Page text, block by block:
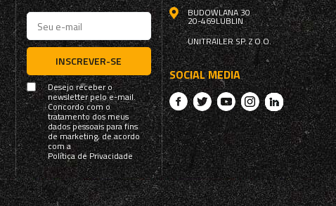
INSCREVER-SE
Desejo receber o
newsletter pelo e-mail.
Concordo com o
tratamento dos meus
dados pessoais para fins
de marketing, de acordo
com a
Política de Privacidade
BUDOWLANA 30
20-469LUBLIN
UNITRAILER SP. Z O.O.
SOCIAL MEDIA